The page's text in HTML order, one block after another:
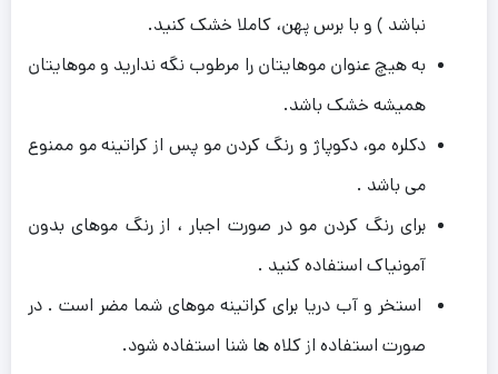
نباشد ) و با برس پهن، کاملا خشک کنید.
به هیچ عنوان موهایتان را مرطوب نگه ندارید و موهایتان
همیشه خشک باشد.
دکلره مو، دکوپاژ و رنگ کردن مو پس از کراتینه مو ممنوع
می باشد .
برای رنگ کردن مو در صورت اجبار ، از رنگ موهای بدون
آمونیاک استفاده کنید .
استخر و آب دریا برای کراتینه موهای شما مضر است . در
صورت استفاده از کلاه ها شنا استفاده شود.